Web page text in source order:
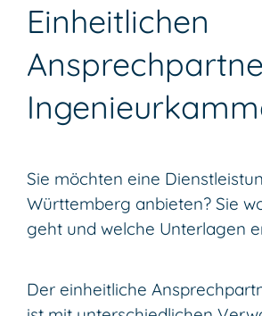
Einheitlichen
Sie möchten eine
Württemberg anbieten? Sie
geht und welche Unterlagen
Der einheitliche